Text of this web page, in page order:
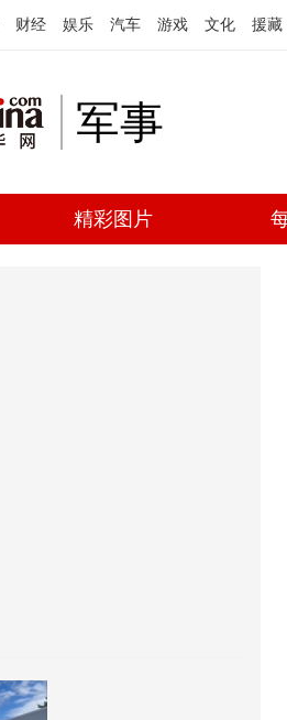
财经 娱乐 汽车 游戏 文化 援藏
军事
精彩图片